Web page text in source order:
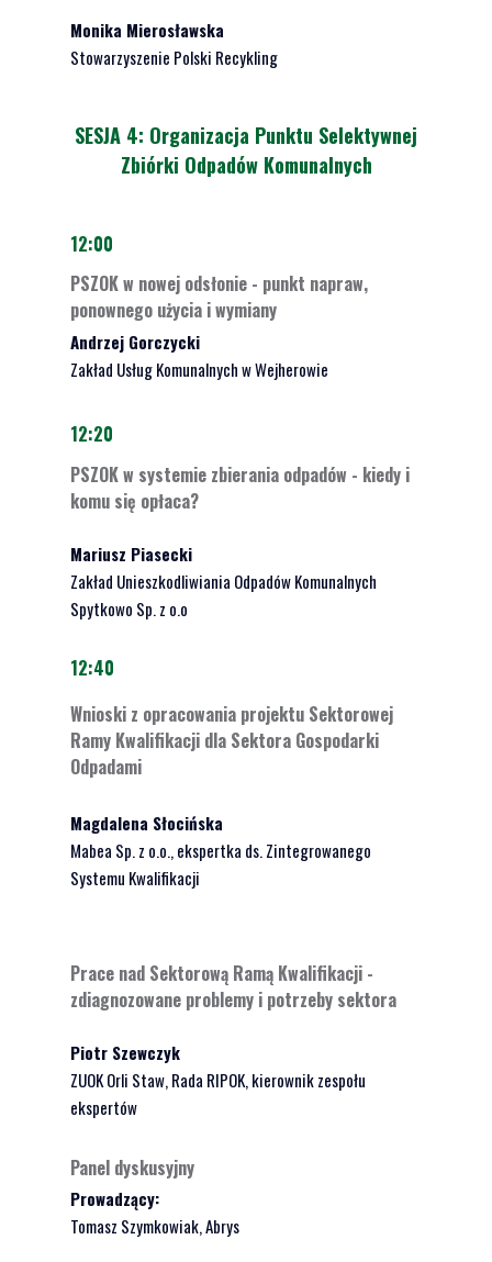
SESJA 4: Organizacja Punktu Selektywnej
Zbiórki Odpadów Komunalnych
12:00
Andrzej Gorczycki
Zakład Usług Komunalnych w Wejherowie
PSZOK w nowej odsłonie - punkt napraw,
ponownego użycia i wymiany
Mariusz Piasecki
Zakład Unieszkodliwiania Odpadów Komunalnych
Spytkowo Sp. z o.o
PSZOK w systemie zbierania odpadów - kiedy i
komu się opłaca?
12:20
Magdalena Słocińska
Mabea Sp. z o.o., ekspertka ds. Zintegrowanego
Systemu Kwalifikacji
Wnioski z opracowania projektu Sektorowej
Ramy Kwalifikacji dla Sektora Gospodarki
Odpadami
12:40
Prace nad Sektorową Ramą Kwalifikacji -
zdiagnozowane problemy i potrzeby sektora
Piotr Szewczyk
ZUOK Orli Staw, Rada RIPOK, kierownik zespołu
ekspertów
Prowadzący:
Tomasz Szymkowiak, Abrys
Panel dyskusyjny
Monika Mierosławska
Stowarzyszenie Polski Recykling